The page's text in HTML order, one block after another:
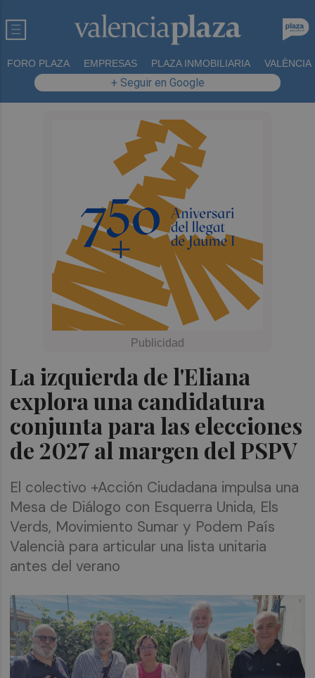
FORO PLAZA EMPRESAS PLAZA INMOBILIARIA VALÈNCIA
+ Seguir en Google
La izquierda de l'Eliana
explora una candidatura
conjunta para las elecciones
de 2027 al margen del PSPV
El colectivo +Acción Ciudadana impulsa una
Mesa de Diálogo con Esquerra Unida, Els
Verds, Movimiento Sumar y Podem País
Valencià para articular una lista unitaria
antes del verano